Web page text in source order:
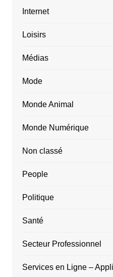
Internet
Loisirs
Médias
Mode
Monde Animal
Monde Numérique
Non classé
People
Politique
Santé
Secteur Professionnel
Services en Ligne –